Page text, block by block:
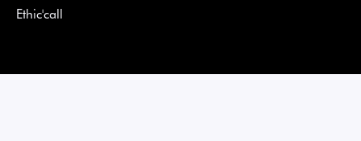
Ethic'call